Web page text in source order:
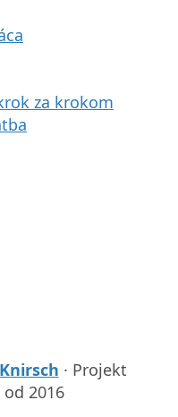
za krokom
· Projekt
2016